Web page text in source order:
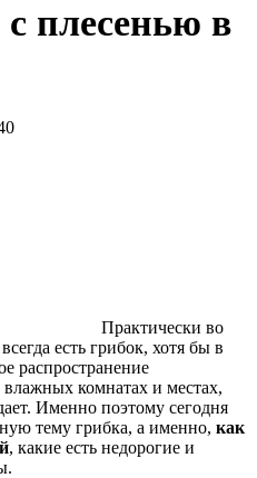
плесенью в
Практически во
есть грибок, хотя бы в
распространение
комнатах и местах,
Именно поэтому сегодня
тему грибка, а именно, как
, какие есть недорогие и